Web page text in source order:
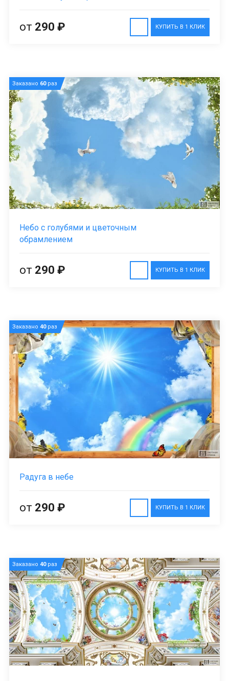
КУПИТЬ В 1 КЛИК
от 290 ₽
Заказано 60раз
Небо с голубями и цветочным
обрамлением
КУПИТЬ В 1 КЛИК
от 290 ₽
Заказано 40раз
Радуга в небе
КУПИТЬ В 1 КЛИК
от 290 ₽
Заказано 40раз